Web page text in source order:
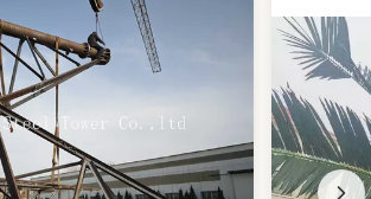
고객의 요구 사항에 따라
외부
최대 340km/h
앵글 스틸 타워 hdg,페인팅 송전선 타워
hdg 송전선 타워